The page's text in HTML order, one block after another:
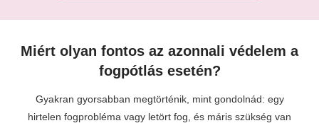
Miért olyan fontos az azonnali védelem a
fogpótlás esetén?
Gyakran gyorsabban megtörténik, mint gondolnád: egy
hirtelen fogprobléma vagy letört fog, és máris szükség van